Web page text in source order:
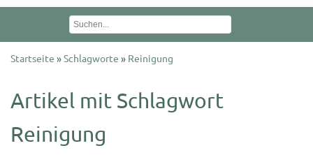
Startseite »Schlagworte » Reinigung
Artikel mit Schlagwort
Reinigung